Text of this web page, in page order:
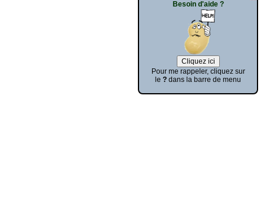
Besoin d'aide ?
Pour me rappeler, cliquez sur
le ? dans la barre de menu